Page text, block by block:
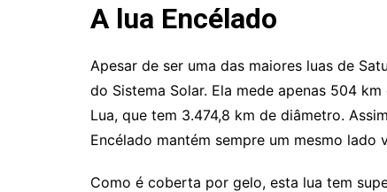
A lua Encélado
Apesar de ser uma das maiores luas de
do Sistema Solar. Ela mede apenas 504
Lua, que tem 3.474,8 km de diâmetro.
Encélado mantém sempre um mesmo lado
Como é coberta por gelo, esta lua tem